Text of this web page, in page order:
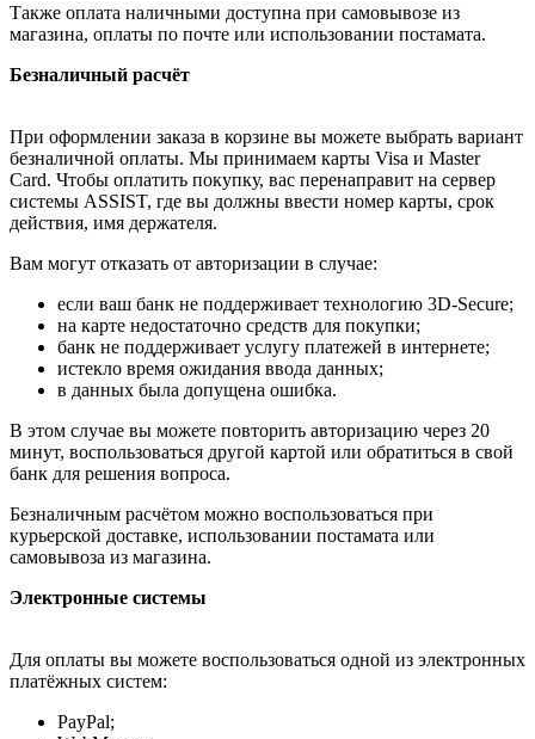
Также оплата наличными доступна при самовывозе из
магазина, оплаты по почте или использовании постамата.
Безналичный расчёт
При оформлении заказа в корзине вы можете выбрать вариант
безналичной оплаты. Мы принимаем карты Visa и Master
Card. Чтобы оплатить покупку, вас перенаправит на сервер
системы ASSIST, где вы должны ввести номер карты, срок
действия, имя держателя.
Вам могут отказать от авторизации в случае:
если ваш банк не поддерживает технологию 3D-Secure;
на карте недостаточно средств для покупки;
банк не поддерживает услугу платежей в интернете;
истекло время ожидания ввода данных;
в данных была допущена ошибка.
В этом случае вы можете повторить авторизацию через 20
минут, воспользоваться другой картой или обратиться в свой
банк для решения вопроса.
Безналичным расчётом можно воспользоваться при
курьерской доставке, использовании постамата или
самовывоза из магазина.
Электронные системы
Для оплаты вы можете воспользоваться одной из электронных
платёжных систем:
PayPal;